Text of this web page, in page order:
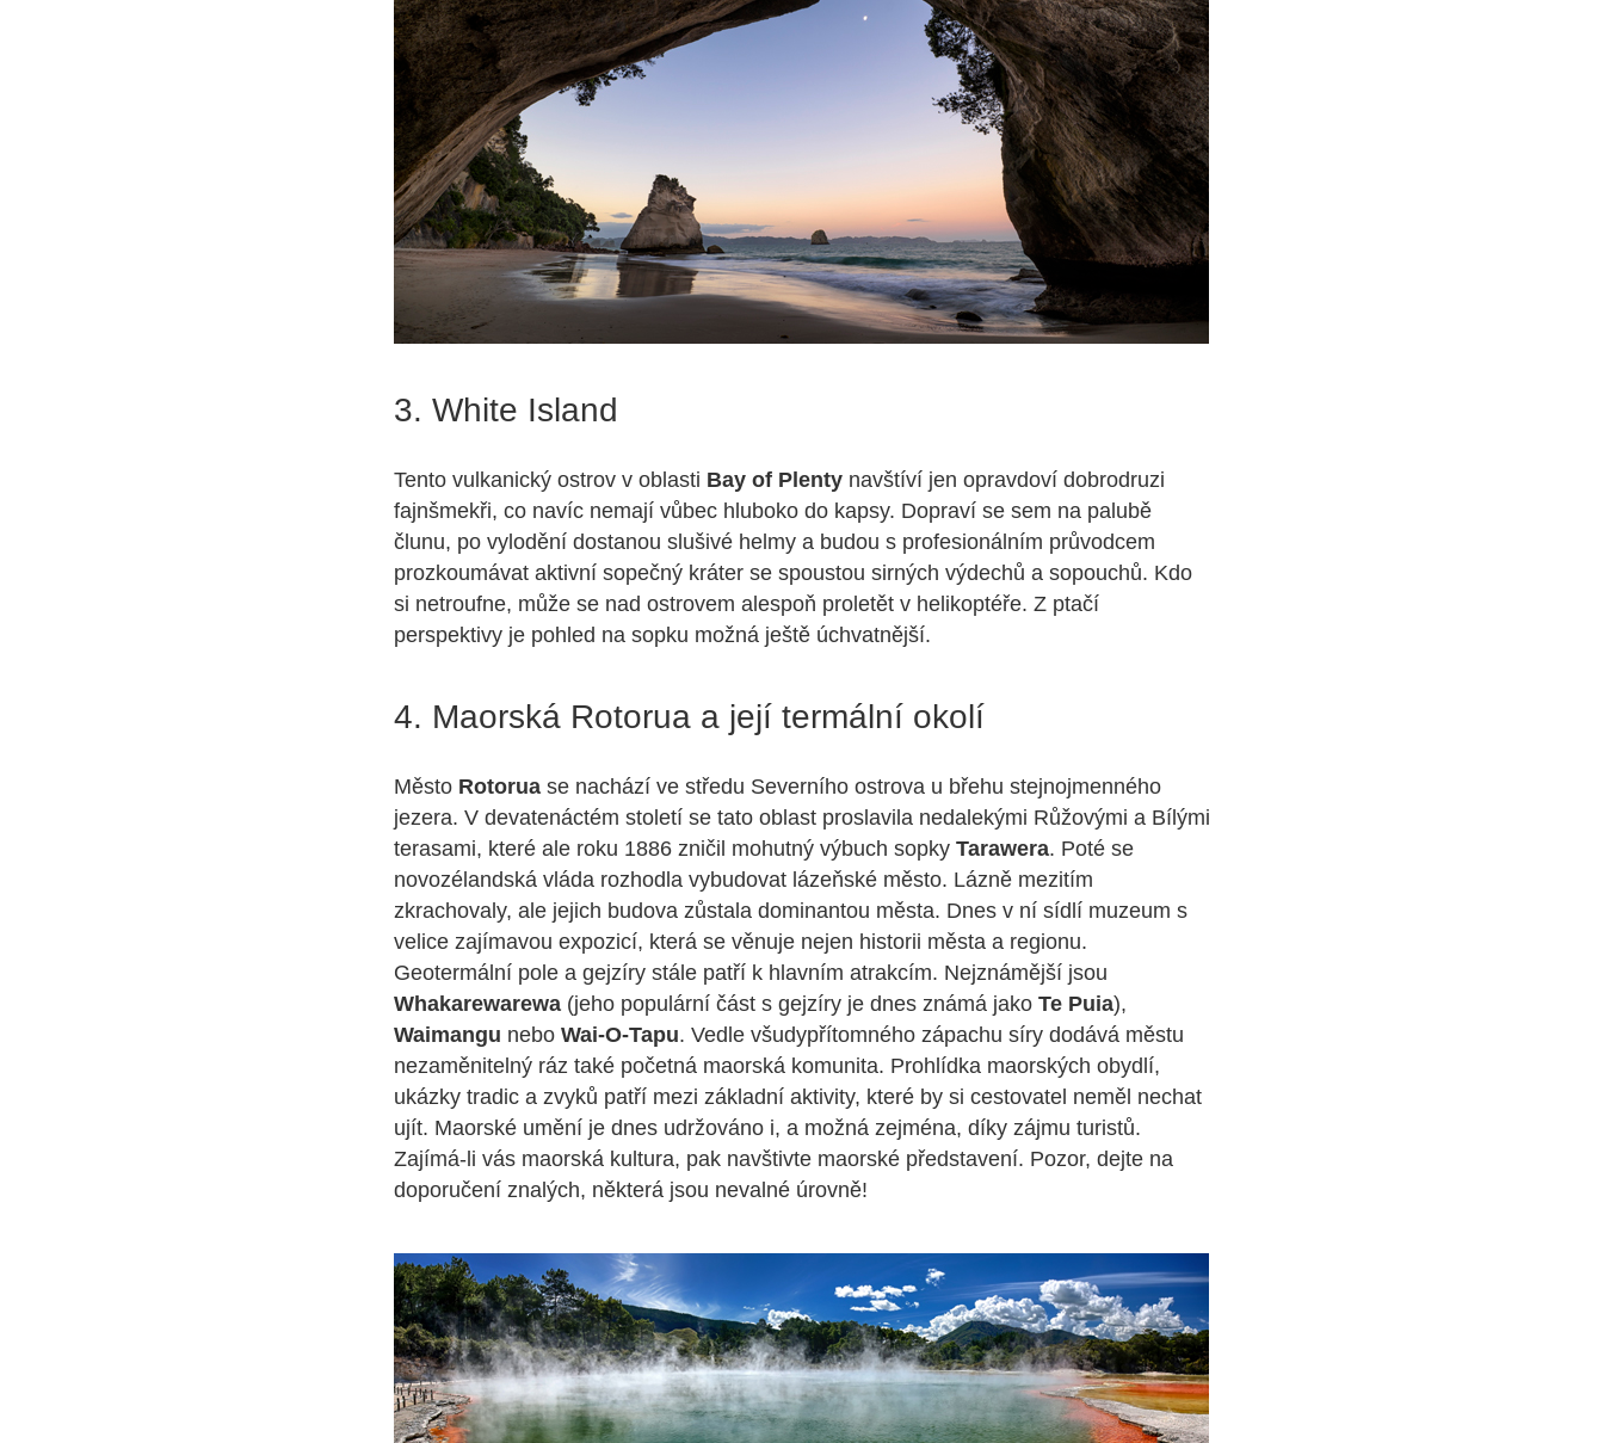
3. White Island
Tento vulkanický ostrov v oblasti Bay of Plenty navštíví jen opravdoví dobrodruzi
fajnšmekři, co navíc nemají vůbec hluboko do kapsy. Dopraví se sem na palubě
člunu, po vylodění dostanou slušivé helmy a budou s profesionálním průvodcem
prozkoumávat aktivní sopečný kráter se spoustou sirných výdechů a sopouchů. Kdo
si netroufne, může se nad ostrovem alespoň proletět v helikoptéře. Z ptačí
perspektivy je pohled na sopku možná ještě úchvatnější.
4. Maorská Rotorua a její termální okolí
Město Rotorua se nachází ve středu Severního ostrova u břehu stejnojmenného
jezera. V devatenáctém století se tato oblast proslavila nedalekými Růžovými a Bílými
terasami, které ale roku 1886 zničil mohutný výbuch sopky Tarawera. Poté se
novozélandská vláda rozhodla vybudovat lázeňské město. Lázně mezitím
zkrachovaly, ale jejich budova zůstala dominantou města. Dnes v ní sídlí muzeum s
velice zajímavou expozicí, která se věnuje nejen historii města a regionu.
Geotermální pole a gejzíry stále patří k hlavním atrakcím. Nejznámější jsou
Whakarewarewa (jeho populární část s gejzíry je dnes známá jako Te Puia),
Waimangu nebo Wai-O-Tapu. Vedle všudypřítomného zápachu síry dodává městu
nezaměnitelný ráz také početná maorská komunita. Prohlídka maorských obydlí,
ukázky tradic a zvyků patří mezi základní aktivity, které by si cestovatel neměl nechat
ujít. Maorské umění je dnes udržováno i, a možná zejména, díky zájmu turistů.
Zajímá-li vás maorská kultura, pak navštivte maorské představení. Pozor, dejte na
doporučení znalých, některá jsou nevalné úrovně!